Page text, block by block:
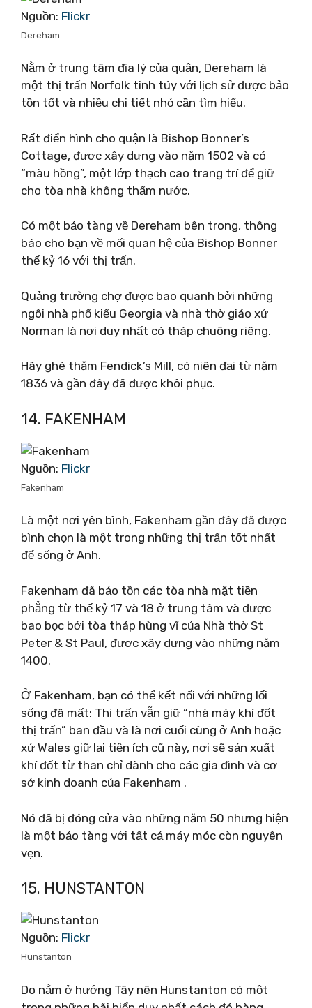
Nguồn: Flickr
Dereham
Nằm ở trung tâm địa lý của quận, Dereham là
một thị trấn Norfolk tinh túy với lịch sử được bảo
tồn tốt và nhiều chi tiết nhỏ cần tìm hiểu.
Rất điển hình cho quận là Bishop Bonner’s
Cottage, được xây dựng vào năm 1502 và có
“màu hồng”, một lớp thạch cao trang trí để giữ
cho tòa nhà không thấm nước.
Có một bảo tàng về Dereham bên trong, thông
báo cho bạn về mối quan hệ của Bishop Bonner
thế kỷ 16 với thị trấn.
Quảng trường chợ được bao quanh bởi những
ngôi nhà phố kiểu Georgia và nhà thờ giáo xứ
Norman là nơi duy nhất có tháp chuông riêng.
Hãy ghé thăm Fendick’s Mill, có niên đại từ năm
1836 và gần đây đã được khôi phục.
14. FAKENHAM
Nguồn: Flickr
Fakenham
Là một nơi yên bình, Fakenham gần đây đã được
bình chọn là một trong những thị trấn tốt nhất
để sống ở Anh.
Fakenham đã bảo tồn các tòa nhà mặt tiền
phẳng từ thế kỷ 17 và 18 ở trung tâm và được
bao bọc bởi tòa tháp hùng vĩ của Nhà thờ St
Peter & St Paul, được xây dựng vào những năm
1400.
Ở Fakenham, bạn có thể kết nối với những lối
sống đã mất: Thị trấn vẫn giữ “nhà máy khí đốt
thị trấn” ban đầu và là nơi cuối cùng ở Anh hoặc
xứ Wales giữ lại tiện ích cũ này, nơi sẽ sản xuất
khí đốt từ than chỉ dành cho các gia đình và cơ
sở kinh doanh của Fakenham .
Nó đã bị đóng cửa vào những năm 50 nhưng hiện
là một bảo tàng với tất cả máy móc còn nguyên
vẹn.
15. HUNSTANTON
Nguồn: Flickr
Hunstanton
Do nằm ở hướng Tây nên Hunstanton có một